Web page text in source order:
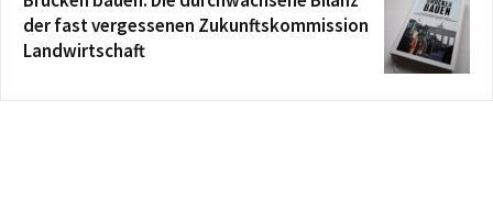
der fast vergessenen Zukunftskommission
Landwirtschaft